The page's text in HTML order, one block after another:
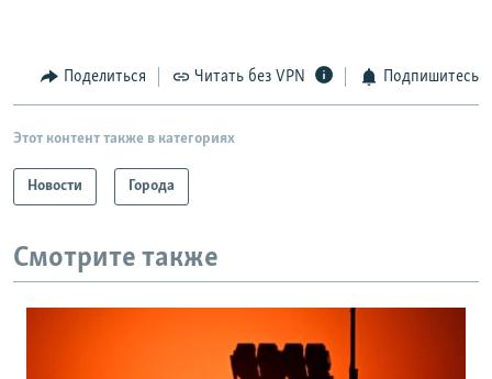
Поделиться Читать без VPN Подпишитесь
Этот контент также в категориях
Новости Города
Смотрите также